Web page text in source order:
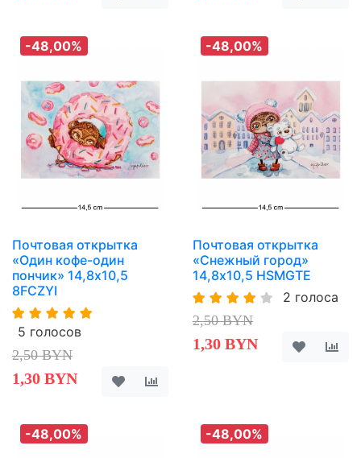
-48,00%
Почтовая открытка
«Один кофе-один
пончик» 14,8х10,5
8FCZYI
5 голосов
2,50 BYN
1,30 BYN
-48,00%
Почтовая открытка
«Снежный город»
14,8х10,5 HSMGTE
2 голоса
2,50 BYN
1,30 BYN
-48,00% -48,00%